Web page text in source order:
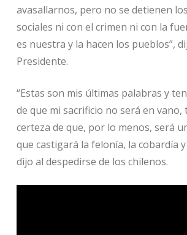
avasallarnos, pero no se detienen
sociales ni con el crimen ni con la
es nuestra y la hacen los pueblos”,
Presidente.
“Estas son mis últimas palabras y
de que mi sacrificio no será en vano,
certeza de que, por lo menos, será
que castigará la felonía, la cobardía
dijo al despedirse de los chilenos.